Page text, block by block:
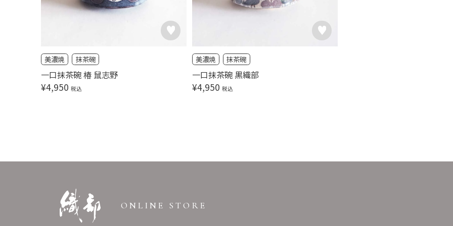
一口抹茶碗 椿 鼠志野
美濃焼 抹茶碗
¥4,950 税込
一口抹茶碗 黒織部
美濃焼 抹茶碗
¥4,950 税込
ONLINE STORE